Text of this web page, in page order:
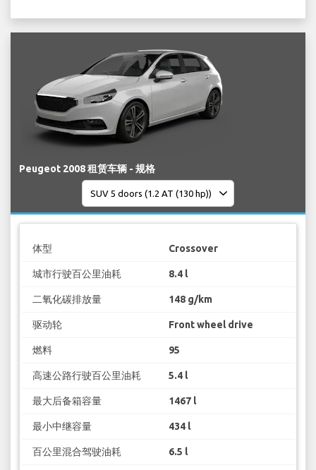
Peugeot 2008 租赁车辆 - 规格
体型 Crossover
城市行驶百公里油耗 8.4 l
二氧化碳排放量 148 g/km
驱动轮 Front wheel drive
燃料 95
高速公路行驶百公里油耗 5.4 l
最大后备箱容量 1467 l
最小中继容量 434 l
百公里混合驾驶油耗 6.5 l